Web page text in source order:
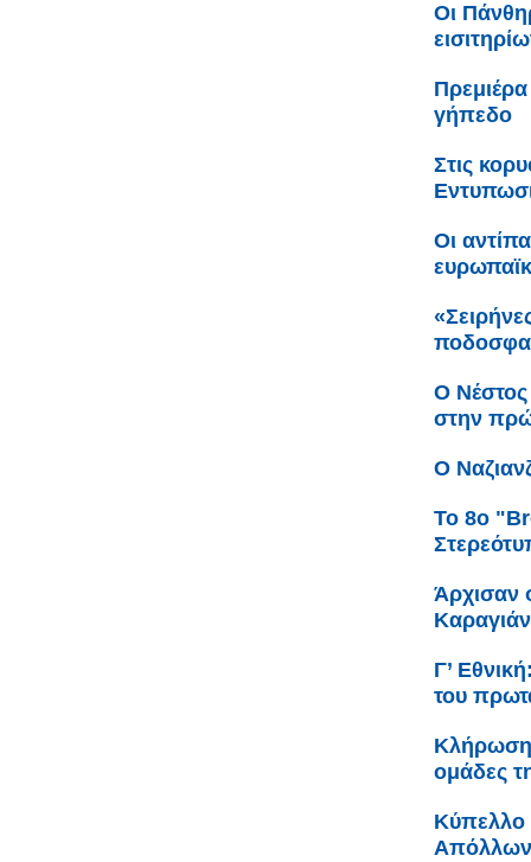
Οι
γήπεδο
Στις
Οι
Ο Νέστος
στην
Ο
Το 8ο
Άρχισαν
Γ’
του
Κλήρωση
ομάδες
Κύπελλο